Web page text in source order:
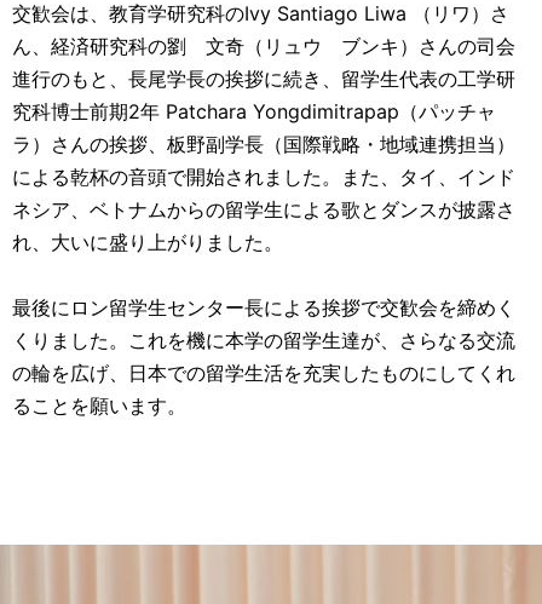
交歓会は、教育学研究科のIvy Santiago Liwa （リワ）さ
ん、経済研究科の劉 文奇（リュウ ブンキ）さんの司会
進行のもと、長尾学長の挨拶に続き、留学生代表の工学研
究科博士前期2年 Patchara Yongdimitrapap（パッチャ
ラ）さんの挨拶、板野副学長（国際戦略・地域連携担当）
による乾杯の音頭で開始されました。また、タイ、インド
ネシア、ベトナムからの留学生による歌とダンスが披露さ
れ、大いに盛り上がりました。
最後にロン留学生センター長による挨拶で交歓会を締めく
くりました。これを機に本学の留学生達が、さらなる交流
の輪を広げ、日本での留学生活を充実したものにしてくれ
ることを願います。